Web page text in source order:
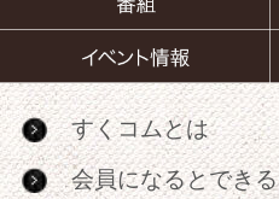
すくコムとは
会員になるとでき